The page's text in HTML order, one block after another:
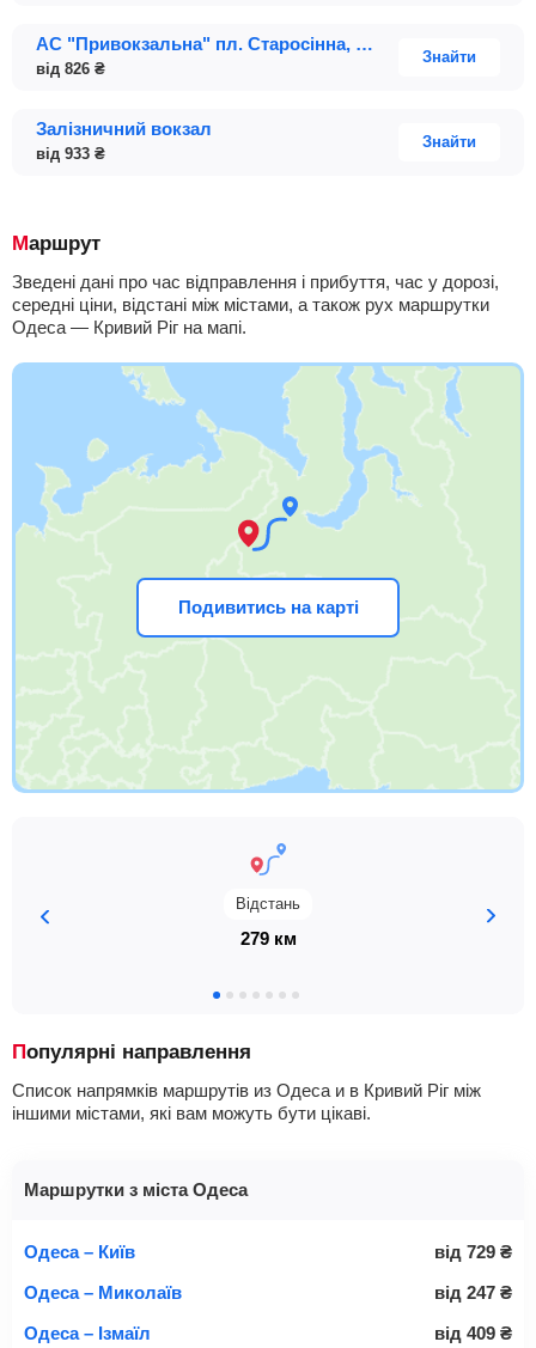
АС "Привокзальна" пл. Старосінна, 1Б
від 826 ₴
Знайти
Залізничний вокзал
від 933 ₴
Знайти
Маршрут
Зведені дані про час відправлення і прибуття, час у дорозі,
середні ціни, відстані між містами, а також рух маршрутки
Одеса — Кривий Ріг на мапі.
Подивитись на карті
Відстань
279 км
Популярні направлення
Список напрямків маршрутів из Одеса и в Кривий Ріг між
іншими містами, які вам можуть бути цікаві.
Маршрутки з міста Одеса
Одеса – Київ від 729 ₴
Одеса – Миколаїв
від 247 ₴
Одеса – Ізмаїл
від 409 ₴